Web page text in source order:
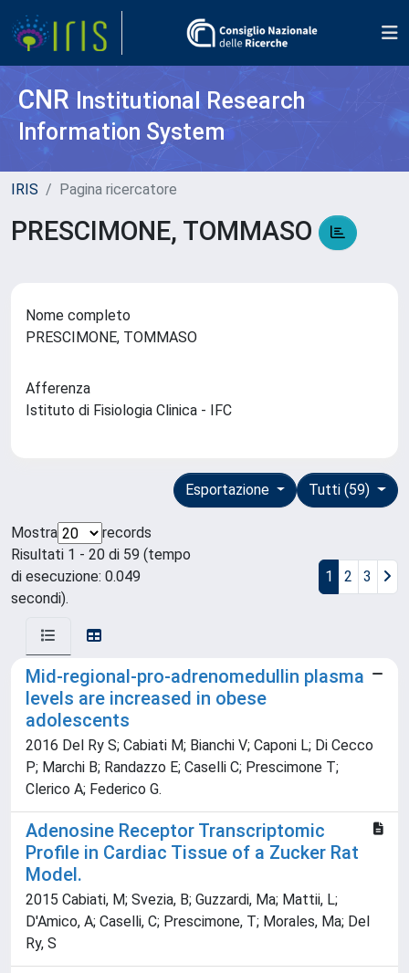
CNR Institutional Research
Information System
IRIS Pagina ricercatore
PRESCIMONE, TOMMASO
Nome completo
PRESCIMONE, TOMMASO
Afferenza
Istituto di Fisiologia Clinica - IFC
Tutti (59)
Esportazione
Mostra
records
Risultati 1 - 20 di 59 (tempo
di esecuzione: 0.049
secondi).
1 2 3
Mid-regional-pro-adrenomedullin plasma
levels are increased in obese
adolescents
2016 Del Ry S; Cabiati M; Bianchi V; Caponi L; Di Cecco
P; Marchi B; Randazzo E; Caselli C; Prescimone T;
Clerico A; Federico G.
Adenosine Receptor Transcriptomic
Profile in Cardiac Tissue of a Zucker Rat
Model.
2015 Cabiati, M; Svezia, B; Guzzardi, Ma; Mattii, L;
D'Amico, A; Caselli, C; Prescimone, T; Morales, Ma; Del
Ry, S